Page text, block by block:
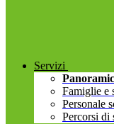
Servizi
Famiglie e
Personale
Percorsi di